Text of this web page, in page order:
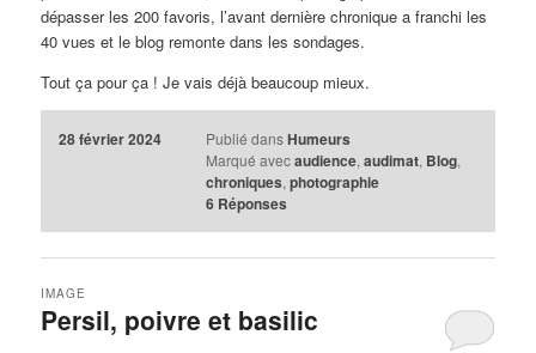
dépasser les 200 favoris, l’avant dernière chronique a franchi les
40 vues et le blog remonte dans les sondages.
Tout ça pour ça ! Je vais déjà beaucoup mieux.
28 février 2024 Publié dans Humeurs
Marqué avec audience, audimat, Blog,
chroniques, photographie
6Réponses
Persil, poivre et basilic
IMAGE